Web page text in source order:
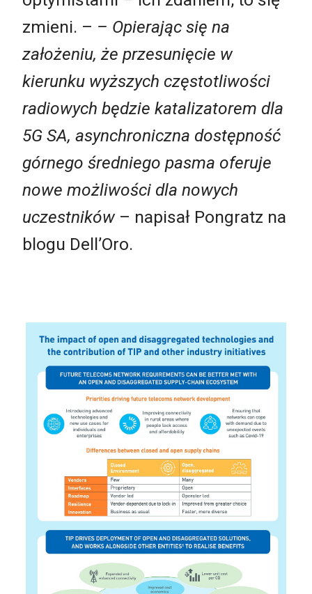
zmieni. – – Opierając się na
założeniu, że przesunięcie w
kierunku wyższych częstotliwości
radiowych będzie katalizatorem dla
5G SA, asynchroniczna dostępność
górnego średniego pasma oferuje
nowe możliwości dla nowych
uczestników – napisał Pongratz na
blogu Dell’Oro.